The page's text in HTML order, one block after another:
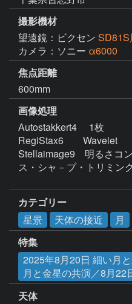
撮影機材
望遠鏡：ビクセン
カメラ：ソニー α6000
焦点距離
600mm
画像処理
Autostakkert4 　1枚
RegiStax6　　Wavelet
Stellaimage9　明るさコ
ス・シャ－プ・トリミン
カテゴリー
星景
天体の接近
月
特集
2025年8月20日 細い月
月と金星の共演／8月22
天体